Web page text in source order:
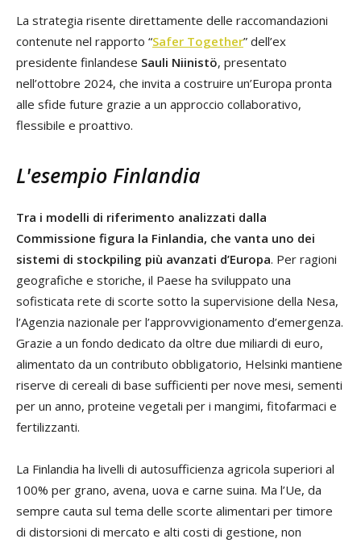
La strategia risente direttamente delle raccomandazioni
contenute nel rapporto “Safer Together” dell’ex
presidente finlandese Sauli Niinistö, presentato
nell’ottobre 2024, che invita a costruire un’Europa pronta
alle sfide future grazie a un approccio collaborativo,
flessibile e proattivo.
L'esempio Finlandia
Tra i modelli di riferimento analizzati dalla
Commissione figura la Finlandia, che vanta uno dei
sistemi di stockpiling più avanzati d’Europa. Per ragioni
geografiche e storiche, il Paese ha sviluppato una
sofisticata rete di scorte sotto la supervisione della Nesa,
l’Agenzia nazionale per l’approvvigionamento d’emergenza.
Grazie a un fondo dedicato da oltre due miliardi di euro,
alimentato da un contributo obbligatorio, Helsinki mantiene
riserve di cereali di base sufficienti per nove mesi, sementi
per un anno, proteine vegetali per i mangimi, fitofarmaci e
fertilizzanti.
La Finlandia ha livelli di autosufficienza agricola superiori al
100% per grano, avena, uova e carne suina. Ma l’Ue, da
sempre cauta sul tema delle scorte alimentari per timore
di distorsioni di mercato e alti costi di gestione, non